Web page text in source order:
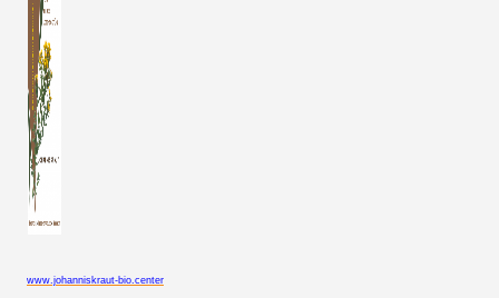
www.johanniskraut-bio.center